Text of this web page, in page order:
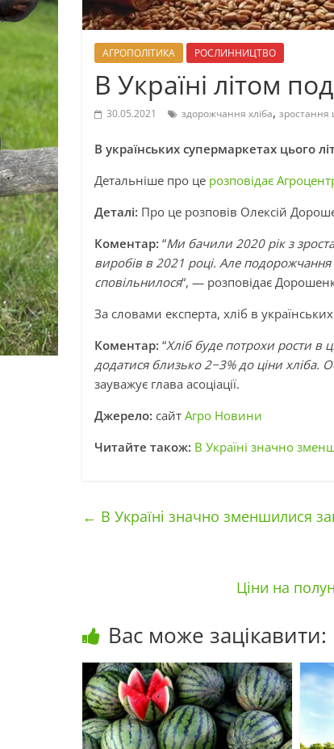
АГРОПОЛІТИКА РОСЛИННИЦТВО
В Україні літом
30.05.2021 здорожчання хліба, зростання
В українських супермаркетах цього
Детальніше про це розповідає
Деталі: Про це розповів Олексій
Коментар: “Ми бачили 2020 рік з
виробів в 2021 році. Але подорожчання
сповільнилося“, — розповідає
За словами експерта, хліб в
Коментар: “Хліб буде потрохи рости в
додатися близько 2−3% до ціни хліба.
зауважує глава асоціації.
Джерело: сайт Агро Новини
Читайте також: В Україні значно
← В Україні значно зменшилися
Ціни на
Вас може зацікавити: